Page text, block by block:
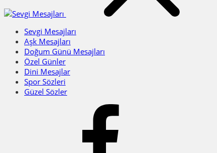
Sevgi Mesajları
Aşk Mesajları
Doğum Günü Mesajları
Özel Günler
Dini Mesajlar
Spor Sözleri
Güzel Sözler